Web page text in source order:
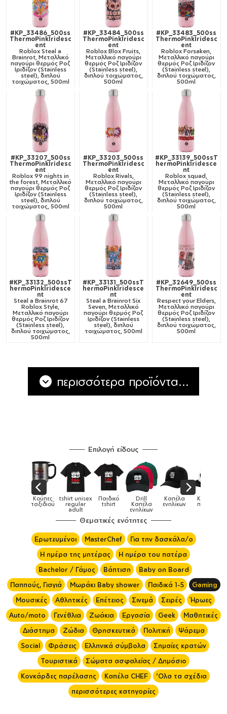
#KP_33486_500ss
ThermoPinkIridesc
ent
Roblox Steal a
Brainrot, Μεταλλικό
παγούρι θερμός Ροζ
Ιριδίζον (Stainless
steel), διπλού
τοιχώματος, 500ml
#KP_33484_500ss
ThermoPinkIridesc
ent
Roblox Blox Fruits,
Μεταλλικό παγούρι
θερμός Ροζ Ιριδίζον
(Stainless steel),
διπλού τοιχώματος,
500ml
#KP_33483_500ss
ThermoPinkIridesc
ent
Roblox Forsaken,
Μεταλλικό παγούρι
θερμός Ροζ Ιριδίζον
(Stainless steel),
διπλού τοιχώματος,
500ml
#KP_33207_500ss
ThermoPinkIridesc
ent
Roblox 99 nights in
the forest, Μεταλλικό
παγούρι θερμός Ροζ
Ιριδίζον (Stainless
steel), διπλού
τοιχώματος, 500ml
#KP_33203_500ss
ThermoPinkIridesc
ent
Roblox Rivals,
Μεταλλικό παγούρι
θερμός Ροζ Ιριδίζον
(Stainless steel),
διπλού τοιχώματος,
500ml
#KP_33139_500ssT
hermoPinkIridesce
nt
Roblox squad,
Μεταλλικό παγούρι
θερμός Ροζ Ιριδίζον
(Stainless steel),
διπλού τοιχώματος,
500ml
#KP_33132_500ssT
hermoPinkIridesce
nt
Steal a Brainrot 67
Roblox Style,
Μεταλλικό παγούρι
θερμός Ροζ Ιριδίζον
(Stainless steel),
διπλού τοιχώματος,
500ml
#KP_33131_500ssT
hermoPinkIridesce
nt
Steal a Brainrot Six
Seven, Μεταλλικό
παγούρι θερμός Ροζ
Ιριδίζον (Stainless
steel), διπλού
τοιχώματος, 500ml
#KP_32649_500ss
ThermoPinkIridesc
ent
Respect your Elders,
Μεταλλικό παγούρι
θερμός Ροζ Ιριδίζον
(Stainless steel),
διπλού τοιχώματος,
500ml
περισσότερα προϊόντα...
Επιλογή είδους
Drill
Καπέλα
ενηλίκων
Καπέλα
ενηλίκων
Καπέλα
παιδικά Κούπες Κούπες
ειδικές
Θεματικές ενότητες
Ερωτευμένοι MasterChef
Για την δασκάλα/ο
Η ημέρα της μητέρας
Η ημέρα του πατέρα
Bachelor / Γάμος
Βάπτιση
Baby on Board
Παππούς, Γιαγιά
Μωράκι Baby shower Παιδικά 1-5
Gaming
Μουσικές
Αθλητικές Επέτειος Σινεμά Σειρές
Ήρωες
Auto/moto
Γενέθλια Ζωάκια Εργασία Geek
Μαθητικές
Διάστημα
Ζώδια Θρησκευτικά Πολιτική
Ψάρεμα
Social
Φράσεις Ελληνικά σύμβολα
Σημαίες κρατών
Τουριστικά
Σώματα ασφαλείας / Δημόσιο
Κονκάρδες παρέλασης
Καπέλα CHEF
'Ολα τα σχέδια
περισσότερες κατηγορίες